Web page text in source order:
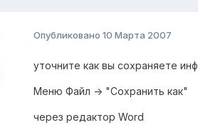
Опубликовано 10 Марта 2007
уточните как вы сохраняете
Меню Файл -> "Сохранить как"
через редактор Word